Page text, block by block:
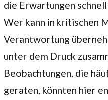
die Erwartungen
Wer kann in kritischen
Verantwortung
unter dem Druck
Beobachtungen, die
geraten, könnten hier